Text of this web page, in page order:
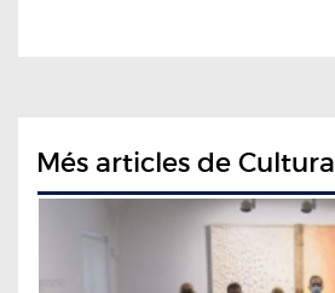
Més articles de Cultura